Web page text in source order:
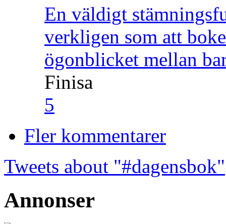
En väldigt
verkligen som att
ögonblicket mellan
Finisa
5
Fler kommentarer
Tweets about "#dagensbok"
Annonser